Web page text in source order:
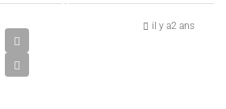
il y a2 ans
3